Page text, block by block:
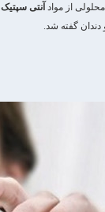
از مواد آنتی سپتیک
گفته شد.